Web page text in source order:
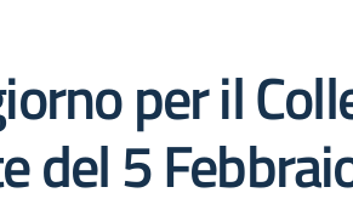
per il
del 5